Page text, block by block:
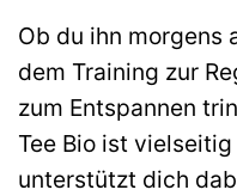
Ob du ihn morgens
dem Training zur
zum Entspannen
Tee Bio ist
unterstützt dich